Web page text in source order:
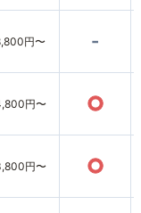
円〜 -
円〜 ○
円〜 ○